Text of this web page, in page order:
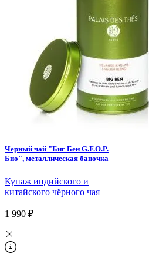
Черный чай "Биг Бен G.F.O.P.
Био", металлическая баночка
Купаж индийского и
китайского чёрного чая
1 990 ₽